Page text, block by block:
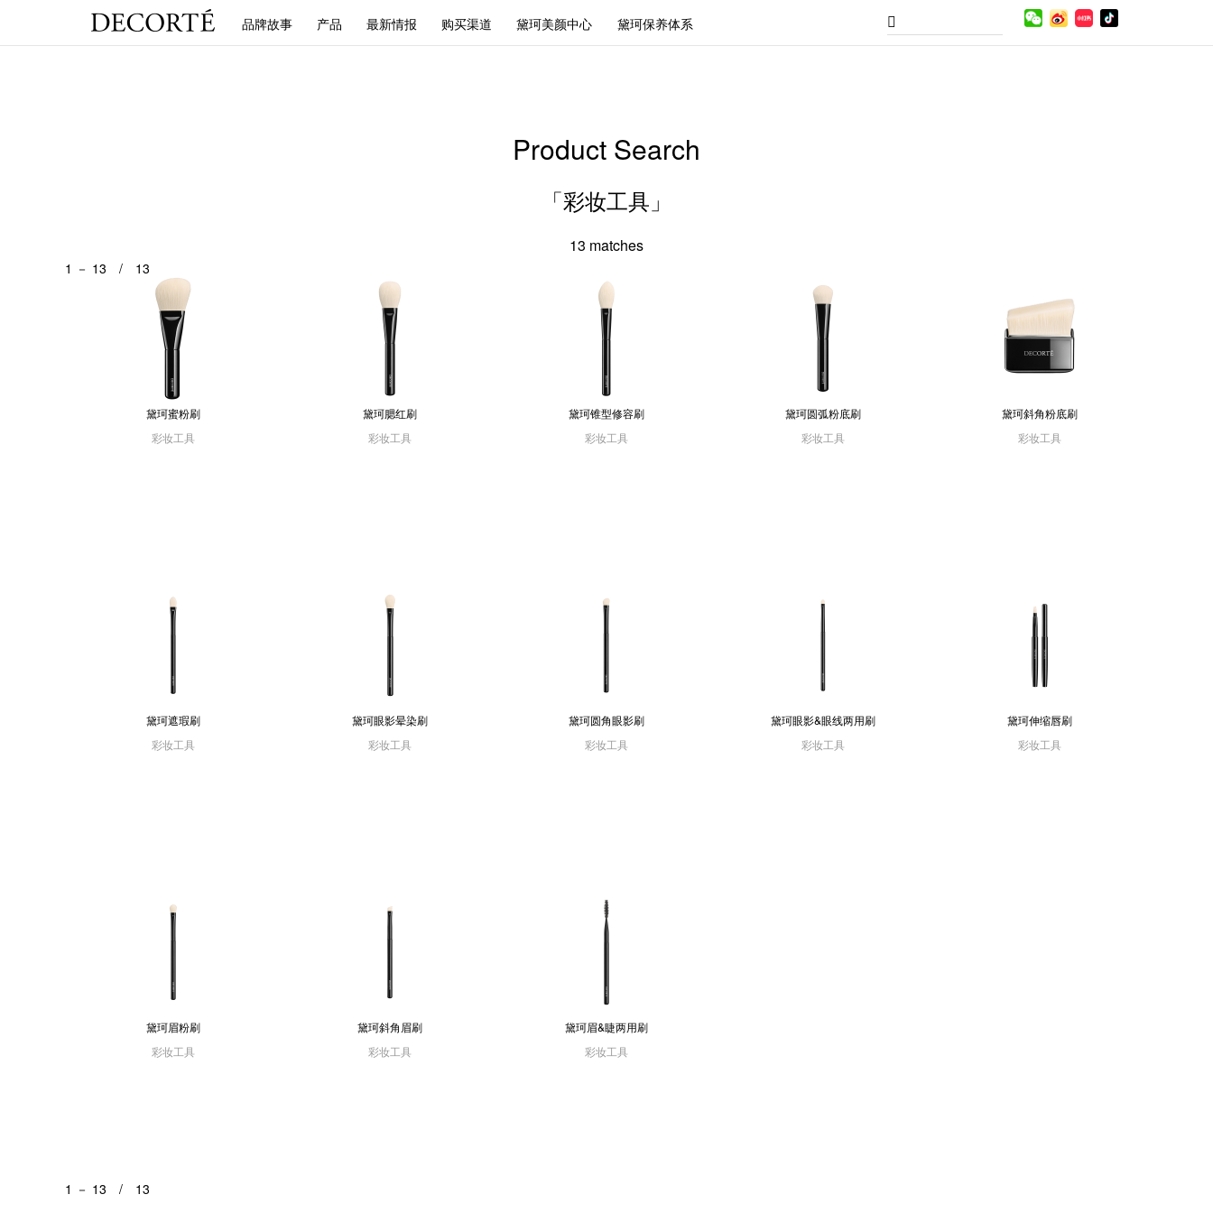
品牌故事 产品 最新情报 购买渠道 黛珂美颜中心 黛珂保养体系
Product Search
「彩妆工具」
13 matches
1 － 13 / 13
黛珂蜜粉刷
彩妆工具
黛珂腮红刷
彩妆工具
黛珂锥型修容刷
彩妆工具
黛珂圆弧粉底刷
彩妆工具
黛珂斜角粉底刷
彩妆工具
黛珂遮瑕刷
彩妆工具
黛珂眼影晕染刷
彩妆工具
黛珂圆角眼影刷
彩妆工具
黛珂眼影&眼线两用刷
彩妆工具
黛珂伸缩唇刷
彩妆工具
黛珂眉粉刷
彩妆工具
黛珂斜角眉刷
彩妆工具
黛珂眉&睫两用刷
彩妆工具
1 － 13 / 13